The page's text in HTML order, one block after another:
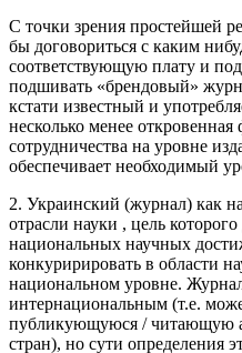
С точки зрения простейшей
бы договориться с каким
соответствующую плату и
подшивать «брендовый»
кстати известный и
несколько менее
сотрудничества на уровне
обеспечивает необходимый
2. Украинский (журнал) как
отрасли науки , цель
национальных научных
конкуририровать в области
национальном уровне.
интернациональным (т.е.
публикующуюся / читающую
стран), но сути определения